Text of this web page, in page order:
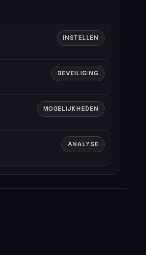
INSTELLEN
BEVEILIGING
MOGELIJKHEDEN
ANALYSE